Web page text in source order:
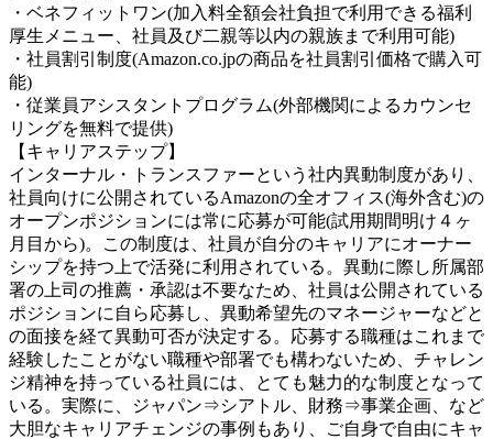
・ベネフィットワン(加入料全額会社負担で利用できる福利
厚生メニュー、社員及び二親等以内の親族まで利用可能)
・社員割引制度(Amazon.co.jpの商品を社員割引価格で購入可
能)
・従業員アシスタントプログラム(外部機関によるカウンセ
リングを無料で提供)
【キャリアステップ】
インターナル・トランスファーという社内異動制度があり、
社員向けに公開されているAmazonの全オフィス(海外含む)の
オープンポジションには常に応募が可能(試用期間明け４ヶ
月目から)。この制度は、社員が自分のキャリアにオーナー
シップを持つ上で活発に利用されている。異動に際し所属部
署の上司の推薦・承認は不要なため、社員は公開されている
ポジションに自ら応募し、異動希望先のマネージャーなどと
の面接を経て異動可否が決定する。応募する職種はこれまで
経験したことがない職種や部署でも構わないため、チャレン
ジ精神を持っている社員には、とても魅力的な制度となって
いる。実際に、ジャパン⇒シアトル、財務⇒事業企画、など
大胆なキャリアチェンジの事例もあり、ご自身で自由にキャ